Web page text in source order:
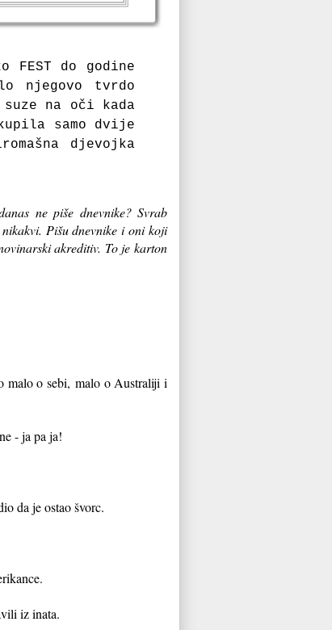
FEST do godine
njegovo tvrdo
na oči kada
samo dvije
djevojka
ne piše dnevnike? Svrab
Pišu dnevnike i oni koji
akreditiv. To je karton
malo o sebi, malo o Australiji i
- ja pa ja!
da je ostao švorc.
iz inata.